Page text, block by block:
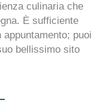
culinaria che
È sufficiente
puoi
bellissimo sito